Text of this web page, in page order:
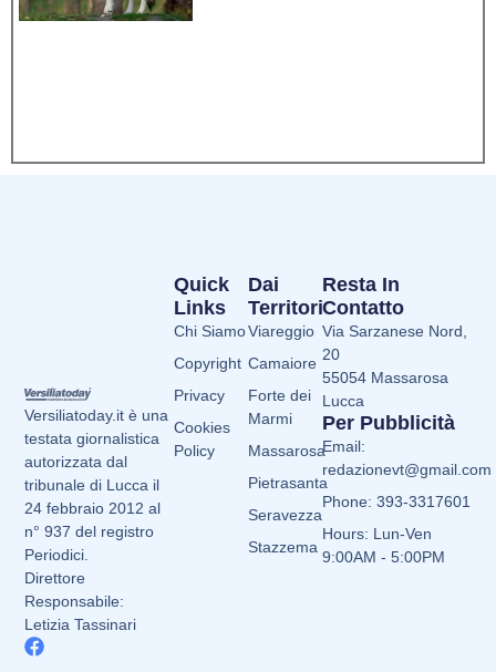
Versiliatoday.it è una
testata giornalistica
autorizzata dal
tribunale di Lucca il
24 febbraio 2012 al
n° 937 del registro
Periodici.
Direttore
Responsabile:
Letizia Tassinari
Dai
Territori
Viareggio
Camaiore
Forte dei
Marmi
Massarosa
Pietrasanta
Seravezza
Stazzema
Quick
Links
Chi Siamo
Copyright
Privacy
Cookies
Policy
Resta In
Contatto
Via Sarzanese Nord,
20
55054 Massarosa
Lucca
Per Pubblicità
Email:
redazionevt@gmail.com
Phone: 393-3317601
Hours: Lun-Ven
9:00AM - 5:00PM